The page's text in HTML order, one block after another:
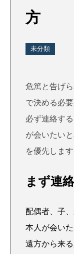
方
未分類
危篤と告げ
で決める必
必ず連絡す
が会いたい
を優先します
まず連
配偶者、子
本人が会い
遠方から来